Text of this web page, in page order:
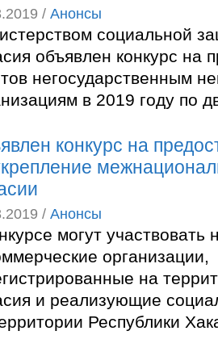
/ Анонсы
социальной
объявлен конкурс на
негосударственным
в 2019 году по
конкурс на
/ Анонсы
могут участвовать
организации,
на
и реализующие
Республики